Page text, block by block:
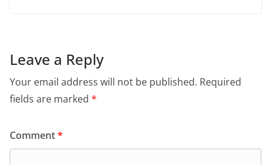
Leave a Reply
Your email address will not be published. Required
fields are marked *
Comment*